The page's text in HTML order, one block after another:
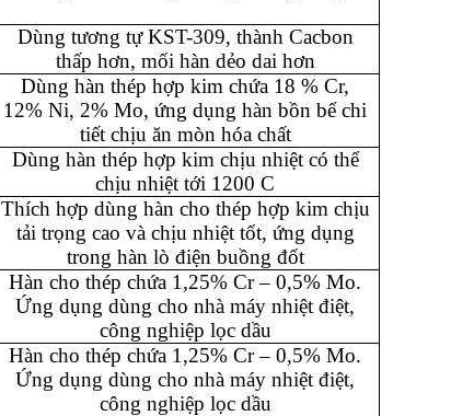
Dùng tương tự KST-309, thành Cacbon
thấp hơn, mối hàn dẻo dai hơn
Dùng hàn thép hợp kim chứa 18 % Cr,
12% Ni, 2% Mo, ứng dụng hàn bồn bể chi
tiết chịu ăn mòn hóa chất
Dùng hàn thép hợp kim chịu nhiệt có thể
chịu nhiệt tới 1200 C
Thích hợp dùng hàn cho thép hợp kim chịu
tải trọng cao và chịu nhiệt tốt, ứng dụng
trong hàn lò điện buồng đốt
Hàn cho thép chứa 1,25% Cr – 0,5% Mo.
Ứng dụng dùng cho nhà máy nhiệt điệt,
công nghiệp lọc dầu
Hàn cho thép chứa 1,25% Cr – 0,5% Mo.
Ứng dụng dùng cho nhà máy nhiệt điệt,
công nghiệp lọc dầu